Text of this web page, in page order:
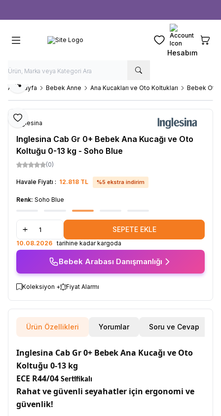
Favorilerim
Hesabım
Ana Sayfa Bebek Anne Ana Kucakları ve Oto Koltukları Bebek Oto
Favoriye Ekle
Paylaş
Inglesina
Inglesina Cab Gr 0+ Bebek Ana Kucağı ve Oto
Koltuğu 0-13 kg - Soho Blue
(0)
Havale Fiyatı : 12.818 TL %5 ekstra indirim
Renk: Soho Blue
SEPETE EKLE
10.08.2026 tarihine kadar kargoda
Bebek Arabası Danışmanlığı
Koleksiyon + Fiyat Alarmı
Ürün Özellikleri Yorumlar Soru ve Cevap
Inglesina Cab Gr 0+ Bebek Ana Kucağı ve Oto
Koltuğu 0-13 kg
ECE R44/04 Sertifikalı
Rahat ve güvenli seyahatler için ergonomi ve
güvenlik!